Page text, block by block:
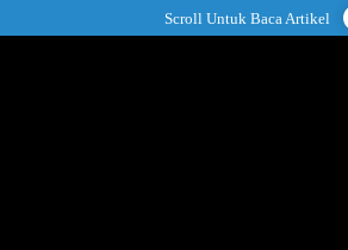
ke
Scroll Untuk Baca Artikel